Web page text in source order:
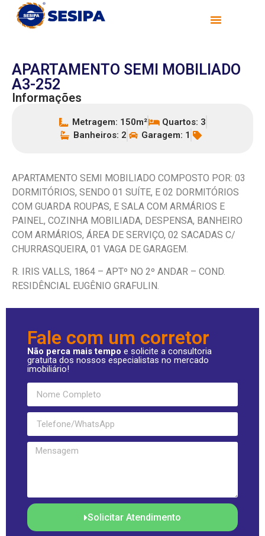
APARTAMENTO SEMI MOBILIADO
A3-252
Informações
Metragem: 150m²
Quartos: 3
Banheiros: 2
Garagem: 1
APARTAMENTO SEMI MOBILIADO COMPOSTO POR: 03
DORMITÓRIOS, SENDO 01 SUÍTE, E 02 DORMITÓRIOS
COM GUARDA ROUPAS, E SALA COM ARMÁRIOS E
PAINEL, COZINHA MOBILIADA, DESPENSA, BANHEIRO
COM ARMÁRIOS, ÁREA DE SERVIÇO, 02 SACADAS C/
CHURRASQUEIRA, 01 VAGA DE GARAGEM.
R. IRIS VALLS, 1864 – APTº NO 2º ANDAR – COND.
RESIDÊNCIAL EUGÊNIO GRAFULIN.
Fale com um corretor
Não perca mais tempo e solicite a consultoria
gratuita dos nossos especialistas no mercado
imobiliário!
Solicitar Atendimento